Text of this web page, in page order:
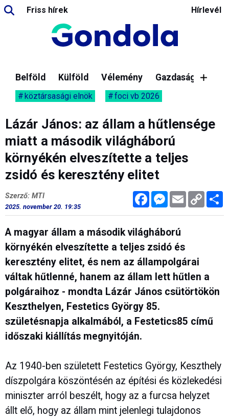
Friss hírek Hírlevél
Belföld Külföld Vélemény Gazdaság
köztársasági elnök foci vb 2026
Lázár János: az állam a hűtlensége
miatt a második világháború
környékén elveszítette a teljes
zsidó és keresztény elitet
FacebookMessenger
Email Copy
Link
Szerző: MTI
2025. november 20. 19:35
A magyar állam a második világháború
környékén elveszítette a teljes zsidó és
keresztény elitet, és nem az állampolgárai
váltak hűtlenné, hanem az állam lett hűtlen a
polgáraihoz - mondta Lázár János csütörtökön
Keszthelyen, Festetics György 85.
születésnapja alkalmából, a Festetics85 című
időszaki kiállítás megnyitóján.
Az 1940-ben született Festetics György, Keszthely
díszpolgára köszöntésén az építési és közlekedési
miniszter arról beszélt, hogy az a furcsa helyzet
állt elő, hogy az állam mint jelenlegi tulajdonos